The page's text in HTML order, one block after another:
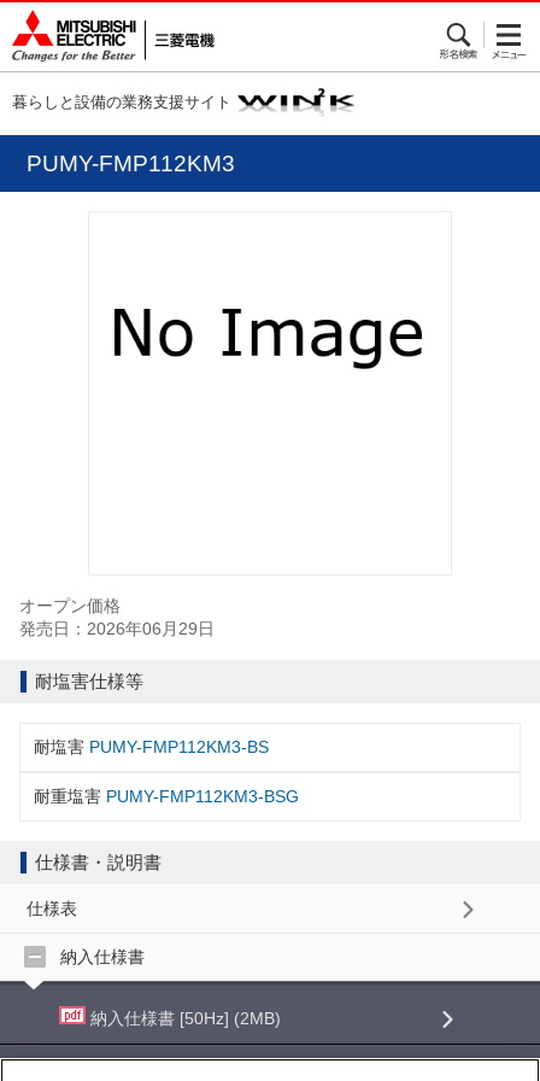
暮らしと設備の業務支援サイト
PUMY-FMP112KM3
オープン価格
発売日：2026年06月29日
耐塩害仕様等
耐塩害 PUMY-FMP112KM3-BS
耐重塩害 PUMY-FMP112KM3-BSG
仕様書・説明書
仕様表
納入仕様書
納入仕様書 [50Hz] (2MB)